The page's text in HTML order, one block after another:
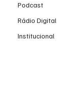
Podcast
Rádio Digital
Institucional